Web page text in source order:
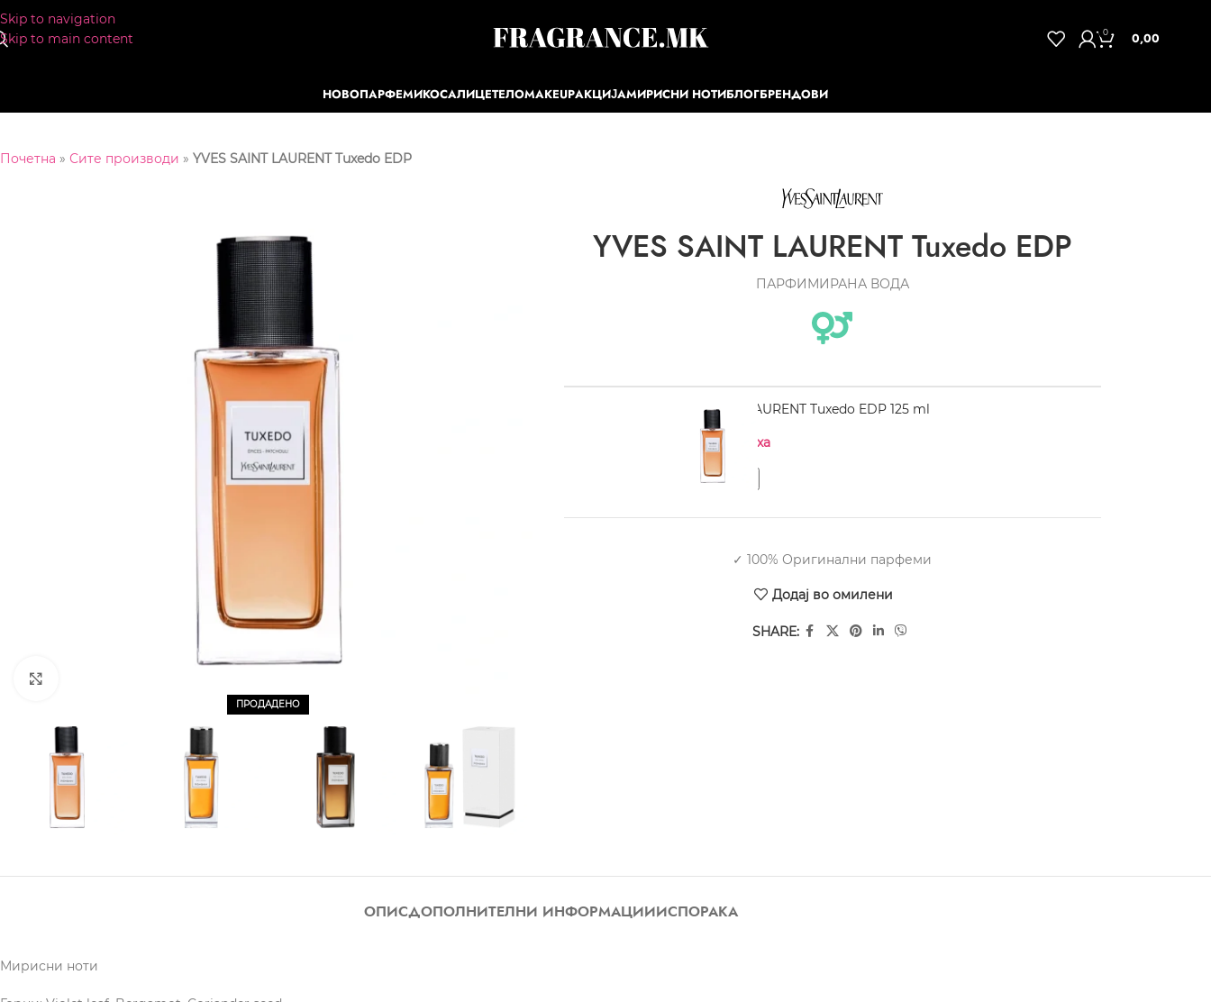
Skip to navigation
Skip to main content
0 0,00
НОВОПАРФЕМИКОСАЛИЦЕТЕЛОMAKEUPАКЦИЈАМИРИСНИ НОТИБЛОГБРЕНДОВИ
Почетна » Сите производи » YVES SAINT LAURENT Tuxedo EDP
ПРОДАДЕНО
YVES SAINT LAURENT Tuxedo EDP
ПАРФИМИРАНА ВОДА
YVES SAINT LAURENT Tuxedo EDP 125 ml
Нема на залиха
✓ 100% Оригинални парфеми
Додај во омилени
SHARE:
ОПИСДОПОЛНИТЕЛНИ ИНФОРМАЦИИИСПОРАКА
Мирисни ноти